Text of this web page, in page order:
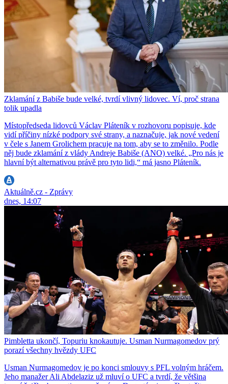
Zklamání z Babiše bude velké, tvrdí vlivný lidovec. Ví, proč strana
tolik upadla
Místopředseda lidovců Václav Pláteník v rozhovoru popisuje, kde
vidí příčiny nízké podpory své strany, a naznačuje, jak nové vedení
v čele s Janem Grolichem pracuje na tom, aby se to změnilo. Podle
něj bude zklamání z vlády Andreje Babiše (ANO) velké. „Pro nás je
hlavní být alternativou právě pro tyto lidi,“ má jasno Pláteník.
Aktuálně.cz - Zprávy
dnes, 14:07
Pimbletta ukončí, Topuriu knokautuje. Usman Nurmagomedov prý
porazí všechny hvězdy UFC
Usman Nurmagomedov je po konci smlouvy s PFL volným hráčem.
Jeho manažer Ali Abdelaziz už mluví o UFC a tvrdí, že většina